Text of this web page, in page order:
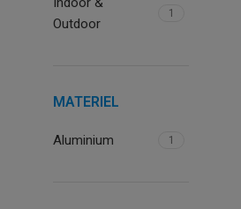
Outdoor
1
MATERIEL
Aluminium 1